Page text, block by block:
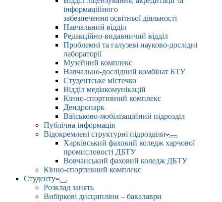
інформаційного
забезпечення освітньої діяльності
Навчальний відділ
Редакційно-видавничий відділ
Проблемні та галузеві науково-дослідні
лабораторії
Музейний комплекс
Навчально-дослідний комбінат БТУ
Студентське містечко
Відділ медіакомунікацій
Кінно-спортивний комплекс
Дендропарк
Військово-мобілізаційний підрозділ
Публічна інформація
Відокремлені структурні підрозділи
Харківський фаховий коледж харчової
промисловості ДБТУ
Вовчанський фаховий коледж ДБТУ
Кінно-спортивний комплекс
Студенту
Розклад занять
Вибіркові дисципліни – бакалаври